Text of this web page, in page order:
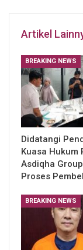
Artikel
BREAKING NEWS
Didatangi
Kuasa Hukum
Asdiqha
Proses
BREAKING NEWS